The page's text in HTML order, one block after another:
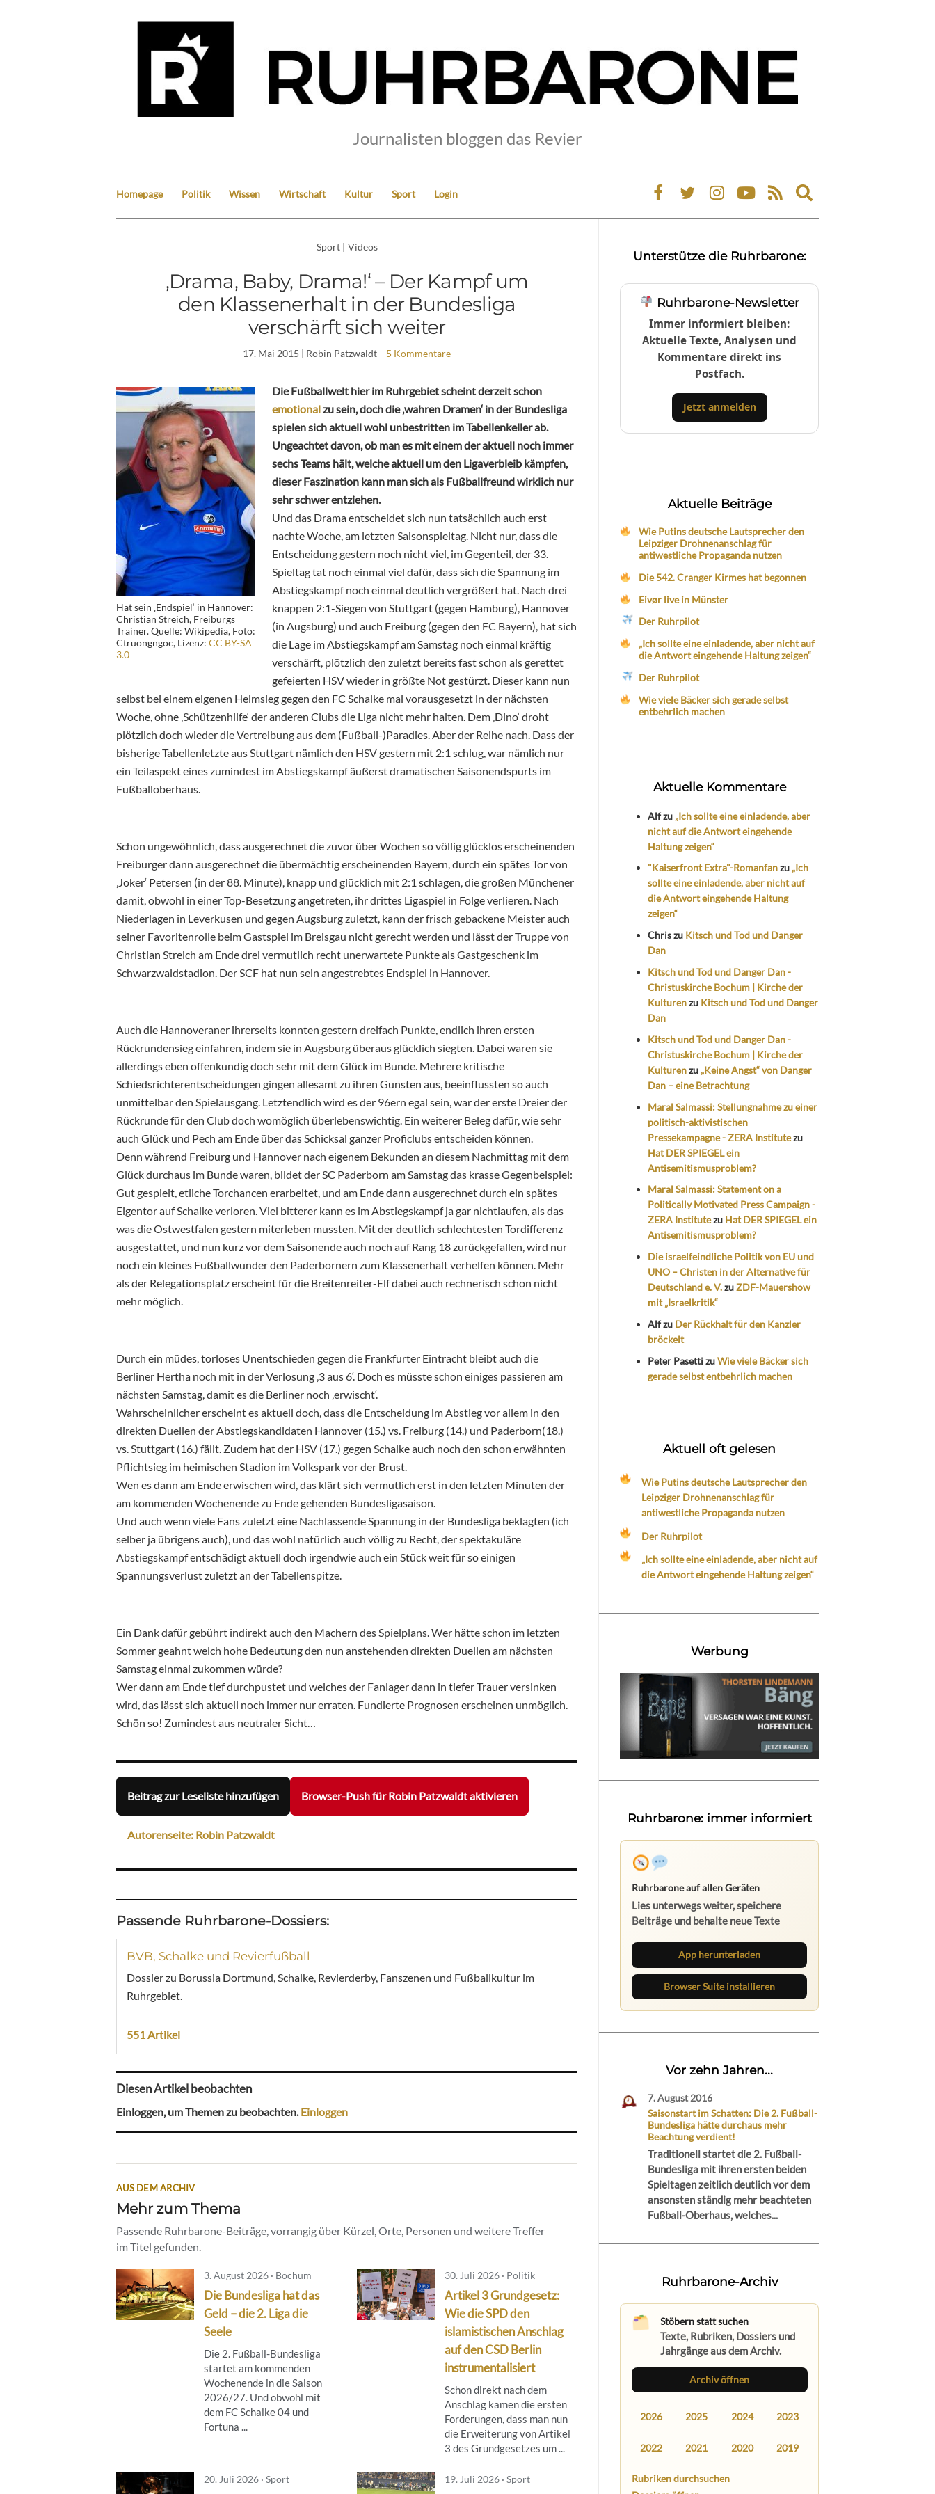
Journalisten bloggen das Revier
Homepage Politik Wissen Wirtschaft Kultur Sport Login
Expand
search
Sport | Videos
‚Drama, Baby, Drama!‘ – Der Kampf um
den Klassenerhalt in der Bundesliga
verschärft sich weiter
17. Mai 2015 | Robin Patzwaldt 5 Kommentare
Hat sein ‚Endspiel‘ in Hannover:
Christian Streich, Freiburgs
Trainer. Quelle: Wikipedia, Foto:
Ctruongngoc, Lizenz: CC BY-SA
3.0
Die Fußballwelt hier im Ruhrgebiet scheint derzeit schon
emotionalzu sein, doch die ‚wahren Dramen‘ in der Bundesliga
spielen sich aktuell wohl unbestritten im Tabellenkeller ab.
Ungeachtet davon, ob man es mit einem der aktuell noch immer
sechs Teams hält, welche aktuell um den Ligaverbleib kämpfen,
dieser Faszination kann man sich als Fußballfreund wirklich nur
sehr schwer entziehen.
Und das Drama entscheidet sich nun tatsächlich auch erst
nachte Woche, am letzten Saisonspieltag. Nicht nur, dass die
Entscheidung gestern noch nicht viel, im Gegenteil, der 33.
Spieltag tat noch einmal viel dafür, dass sich die Spannung im
Abstiegskampf noch einmal deutlich vergrößert hat. Nach drei
knappen 2:1-Siegen von Stuttgart (gegen Hamburg), Hannover
(in Augsburg) und auch Freiburg (gegen den FC Bayern), hat sich
die Lage im Abstiegskampf am Samstag noch einmal kräftig
verschärft, plötzlich den zuletzt bereits fast schon als gerettet
gefeierten HSV wieder in größte Not gestürzt. Dieser kann nun
selbst bei einem eigenen Heimsieg gegen den FC Schalke mal vorausgesetzt in der nächsten
Woche, ohne ‚Schützenhilfe‘ der anderen Clubs die Liga nicht mehr halten. Dem ‚Dino‘ droht
plötzlich doch wieder die Vertreibung aus dem (Fußball-)Paradies. Aber der Reihe nach. Dass der
bisherige Tabellenletzte aus Stuttgart nämlich den HSV gestern mit 2:1 schlug, war nämlich nur
ein Teilaspekt eines zumindest im Abstiegskampf äußerst dramatischen Saisonendspurts im
Fußballoberhaus.
Schon ungewöhnlich, dass ausgerechnet die zuvor über Wochen so völlig glücklos erscheinenden
Freiburger dann ausgerechnet die übermächtig erscheinenden Bayern, durch ein spätes Tor von
‚Joker‘ Petersen (in der 88. Minute), knapp und glücklich mit 2:1 schlagen, die großen Münchener
damit, obwohl in einer Top-Besetzung angetreten, ihr drittes Ligaspiel in Folge verlieren. Nach
Niederlagen in Leverkusen und gegen Augsburg zuletzt, kann der frisch gebackene Meister auch
seiner Favoritenrolle beim Gastspiel im Breisgau nicht gerecht werden und lässt der Truppe von
Christian Streich am Ende drei vermutlich recht unerwartete Punkte als Gastgeschenk im
Schwarzwaldstadion. Der SCF hat nun sein angestrebtes Endspiel in Hannover.
Auch die Hannoveraner ihrerseits konnten gestern dreifach Punkte, endlich ihren ersten
Rückrundensieg einfahren, indem sie in Augsburg überaus glücklich siegten. Dabei waren sie
allerdings eben offenkundig doch sehr mit dem Glück im Bunde. Mehrere kritische
Schiedsrichterentscheidungen gingen allesamt zu ihren Gunsten aus, beeinflussten so auch
unmittelbar den Spielausgang. Letztendlich wird es der 96ern egal sein, war der erste Dreier der
Rückrunde für den Club doch womöglich überlebenswichtig. Ein weiterer Beleg dafür, wie sehr
auch Glück und Pech am Ende über das Schicksal ganzer Proficlubs entscheiden können.
Denn während Freiburg und Hannover nach eigenem Bekunden an diesem Nachmittag mit dem
Glück durchaus im Bunde waren, bildet der SC Paderborn am Samstag das krasse Gegenbeispiel:
Gut gespielt, etliche Torchancen erarbeitet, und am Ende dann ausgerechnet durch ein spätes
Eigentor auf Schalke verloren. Viel bitterer kann es im Abstiegskampf ja gar nichtlaufen, als das
was die Ostwestfalen gestern miterleben mussten. Mit der deutlich schlechtesten Tordifferenz
ausgestattet, und nun kurz vor dem Saisonende auch noch auf Rang 18 zurückgefallen, wird nur
noch ein kleines Fußballwunder den Paderbornern zum Klassenerhalt verhelfen können. Mehr
als der Relegationsplatz erscheint für die Breitenreiter-Elf dabei auch rechnerisch schon nicht
mehr möglich.
Durch ein müdes, torloses Unentschieden gegen die Frankfurter Eintracht bleibt auch die
Berliner Hertha noch mit in der Verlosung ‚3 aus 6‘. Doch es müsste schon einiges passieren am
nächsten Samstag, damit es die Berliner noch ‚erwischt‘.
Wahrscheinlicher erscheint es aktuell doch, dass die Entscheidung im Abstieg vor allem in den
direkten Duellen der Abstiegskandidaten Hannover (15.) vs. Freiburg (14.) und Paderborn(18.)
vs. Stuttgart (16.) fällt. Zudem hat der HSV (17.) gegen Schalke auch noch den schon erwähnten
Pflichtsieg im heimischen Stadion im Volkspark vor der Brust.
Wen es dann am Ende erwischen wird, das klärt sich vermutlich erst in den letzten Minuten der
am kommenden Wochenende zu Ende gehenden Bundesligasaison.
Und auch wenn viele Fans zuletzt eine Nachlassende Spannung in der Bundesliga beklagten (ich
selber ja übrigens auch), und das wohl natürlich auch völlig zu Recht, der spektakuläre
Abstiegskampf entschädigt aktuell doch irgendwie auch ein Stück weit für so einigen
Spannungsverlust zuletzt an der Tabellenspitze.
Ein Dank dafür gebührt indirekt auch den Machern des Spielplans. Wer hätte schon im letzten
Sommer geahnt welch hohe Bedeutung den nun anstehenden direkten Duellen am nächsten
Samstag einmal zukommen würde?
Wer dann am Ende tief durchpustet und welches der Fanlager dann in tiefer Trauer versinken
wird, das lässt sich aktuell noch immer nur erraten. Fundierte Prognosen erscheinen unmöglich.
Schön so! Zumindest aus neutraler Sicht…
Beitrag zur Leseliste hinzufügen Browser-Push für Robin Patzwaldt aktivieren
Autorenseite: Robin Patzwaldt
Passende Ruhrbarone-Dossiers:
BVB, Schalke und Revierfußball
Dossier zu Borussia Dortmund, Schalke, Revierderby, Fanszenen und Fußballkultur im
Ruhrgebiet.
551 Artikel
Diesen Artikel beobachten
Einloggen, um Themen zu beobachten.Einloggen
AUS DEM ARCHIV
Mehr zum Thema
Passende Ruhrbarone-Beiträge, vorrangig über Kürzel, Orte, Personen und weitere Treffer
im Titel gefunden.
3. August 2026 · Bochum
Die Bundesliga hat das
Geld – die 2. Liga die
Seele
Die 2. Fußball-Bundesliga
startet am kommenden
Wochenende in die Saison
2026/27. Und obwohl mit
dem FC Schalke 04 und
Fortuna ...
30. Juli 2026 · Politik
Artikel 3 Grundgesetz:
Wie die SPD den
islamistischen Anschlag
auf den CSD Berlin
instrumentalisiert
Schon direkt nach dem
Anschlag kamen die ersten
Forderungen, dass man nun
die Erweiterung von Artikel
3 des Grundgesetzes um ...
20. Juli 2026 · Sport 19. Juli 2026 · Sport
Unterstütze die Ruhrbarone:
Ruhrbarone-Newsletter
Immer informiert bleiben:
Aktuelle Texte, Analysen und
Kommentare direkt ins
Postfach.
Jetzt anmelden
Aktuelle Beiträge
Wie Putins deutsche Lautsprecher den
Leipziger Drohnenanschlag für
antiwestliche Propaganda nutzen
Die 542. Cranger Kirmes hat begonnen
Eivør live in Münster
Der Ruhrpilot
„Ich sollte eine einladende, aber nicht auf
die Antwort eingehende Haltung zeigen“
Der Ruhrpilot
Wie viele Bäcker sich gerade selbst
entbehrlich machen
Aktuelle Kommentare
Alfzu „Ich sollte eine einladende, aber
nicht auf die Antwort eingehende
Haltung zeigen“
"Kaiserfront Extra"-Romanfanzu „Ich
sollte eine einladende, aber nicht auf
die Antwort eingehende Haltung
zeigen“
Chriszu Kitsch und Tod und Danger
Dan
Kitsch und Tod und Danger Dan -
Christuskirche Bochum | Kirche der
Kulturenzu Kitsch und Tod und Danger
Dan
Kitsch und Tod und Danger Dan -
Christuskirche Bochum | Kirche der
Kulturenzu „Keine Angst“ von Danger
Dan – eine Betrachtung
Maral Salmassi: Stellungnahme zu einer
politisch-aktivistischen
Pressekampagne - ZERA Institutezu
Hat DER SPIEGEL ein
Antisemitismusproblem?
Maral Salmassi: Statement on a
Politically Motivated Press Campaign -
ZERA Institutezu Hat DER SPIEGEL ein
Antisemitismusproblem?
Die israelfeindliche Politik von EU und
UNO – Christen in der Alternative für
Deutschland e. V.zuZDF-Mauershow
mit „Israelkritik“
Alfzu Der Rückhalt für den Kanzler
bröckelt
Peter PasettizuWie viele Bäcker sich
gerade selbst entbehrlich machen
Aktuell oft gelesen
Wie Putins deutsche Lautsprecher den
Leipziger Drohnenanschlag für
antiwestliche Propaganda nutzen
Der Ruhrpilot
„Ich sollte eine einladende, aber nicht auf
die Antwort eingehende Haltung zeigen“
Werbung
Ruhrbarone: immer informiert
Ruhrbarone auf allen Geräten
Lies unterwegs weiter, speichere
Beiträge und behalte neue Texte
App herunterladen
Browser Suite installieren
Vor zehn Jahren...
7. August 2016
Saisonstart im Schatten: Die 2. Fußball-
Bundesliga hätte durchaus mehr
Beachtung verdient!
Traditionell startet die 2. Fußball-
Bundesliga mit ihren ersten beiden
Spieltagen zeitlich deutlich vor dem
ansonsten ständig mehr beachteten
Fußball-Oberhaus, welches...
Ruhrbarone-Archiv
Stöbern statt suchen
Texte, Rubriken, Dossiers und
Jahrgänge aus dem Archiv.
Archiv öffnen
2026 2025 2024 2023
2022 2021 2020 2019
Rubriken durchsuchen